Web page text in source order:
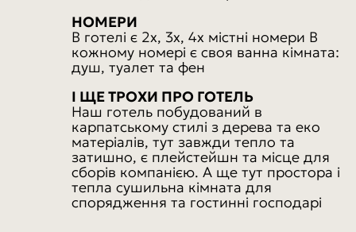
НОМЕРИ
В готелі є 2х, 3х, 4х містні номери В
кожному номері є своя ванна кімната:
душ, туалет та фен
І ЩЕ ТРОХИ ПРО ГОТЕЛЬ
Наш готель побудований в
карпатському стилі з дерева та еко
матеріалів, тут завжди тепло та
затишно, є плейстейшн та місце для
сборів компанією. А ще тут простора і
тепла сушильна кімната для
спорядження та гостинні господарі